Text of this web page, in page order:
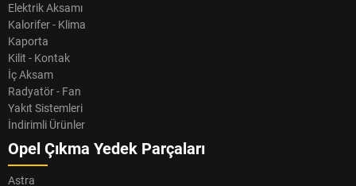
Elektrik Aksamı
Kalorifer - Klima
Kaporta
Kilit - Kontak
İç Aksam
Radyatör - Fan
Yakıt Sistemleri
İndirimli Ürünler
Opel Çıkma Yedek Parçaları
Astra